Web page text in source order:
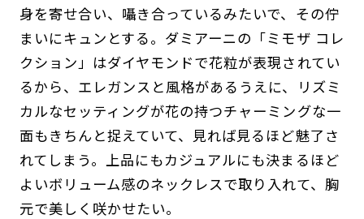
身を寄せ合い、囁き合っているみたいで、その佇
まいにキュンとする。ダミアーニの「ミモザ コレ
クション」はダイヤモンドで花粒が表現されてい
るから、エレガンスと風格があるうえに、リズミ
カルなセッティングが花の持つチャーミングな一
面もきちんと捉えていて、見れば見るほど魅了さ
れてしまう。上品にもカジュアルにも決まるほど
よいボリューム感のネックレスで取り入れて、胸
元で美しく咲かせたい。